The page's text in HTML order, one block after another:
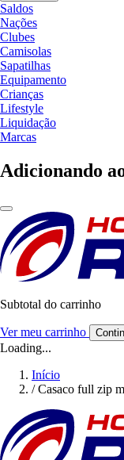
Saldos
Nações
Clubes
Camisolas
Sapatilhas
Equipamento
Crianças
Lifestyle
Liquidação
Marcas
Adicionando
Subtotal do carrinho
Ver meu carrinho
Loading...
Início
/ Casaco full zip